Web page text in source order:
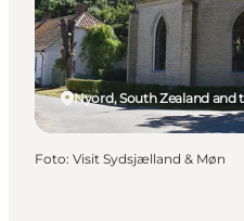
Pianifica il viaggio
Nyord, South Zealand and
Foto: Visit Sydsjælland & Møn